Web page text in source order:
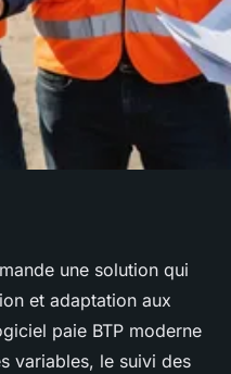
une gestion
équipes
de lecture
une solution qui
et adaptation aux
paie BTP moderne
variables, le suivi des